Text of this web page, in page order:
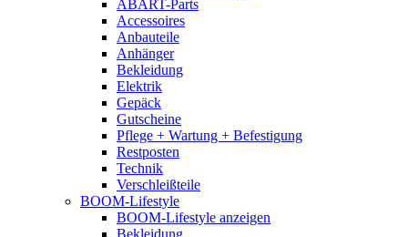
ABART-Parts
Accessoires
Anbauteile
Anhänger
Bekleidung
Elektrik
Gepäck
Gutscheine
Pflege + Wartung + Befestigung
Restposten
Technik
Verschleißteile
BOOM-Lifestyle
BOOM-Lifestyle anzeigen
Bekleidung